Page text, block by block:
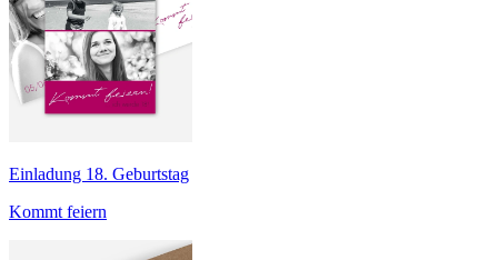
Einladung 18. Geburtstag
Kommt feiern